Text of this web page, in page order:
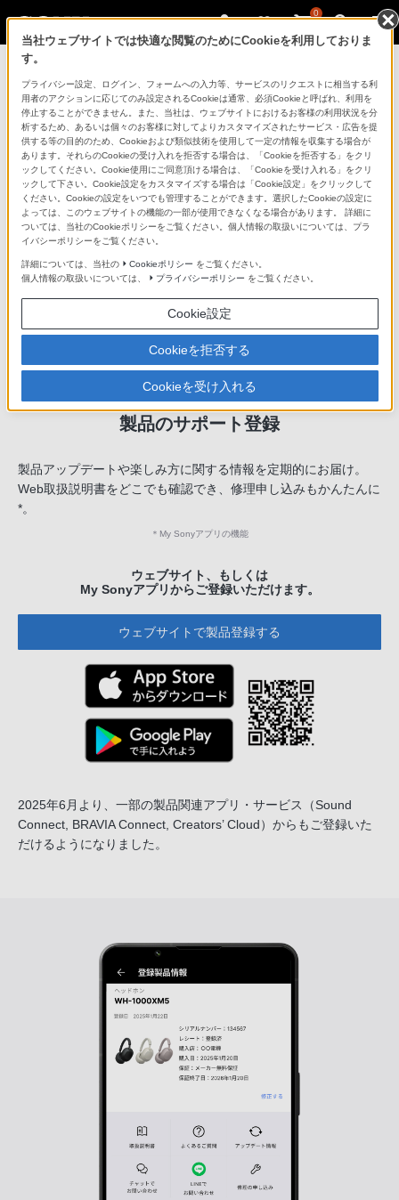
0
「できたらいいな」も
「安心」も
製品のサポート登録
製品アップデートや楽しみ方に関する情報を定期的にお届け。
Web取扱説明書をどこでも確認でき、修理申し込みもかんたんに
*。
＊ My Sonyアプリの機能
ウェブサイト、もしくは
My Sonyアプリからご登録いただけます。
ウェブサイトで製品登録する
2025年6月より、一部の製品関連アプリ・サービス
（Sound
Connect, BRAVIA Connect, Creators’ Cloud）からもご登録いた
だけるようになりました。
当社ウェブサイトでは快適な閲覧のためにCookieを利用しておりま
す。
プライバシー設定、ログイン、フォームへの入力等、サービスのリクエストに相当する利
用者のアクションに応じてのみ設定されるCookieは通常、必須Cookieと呼ばれ、利用を
停止することができません。また、当社は、ウェブサイトにおけるお客様の利用状況を分
析するため、あるいは個々のお客様に対してよりカスタマイズされたサービス・広告を提
供する等の目的のため、Cookieおよび類似技術を使用して一定の情報を収集する場合が
あります。それらのCookieの受け入れを拒否する場合は、「Cookieを拒否する」をクリ
ックしてください。Cookie使用にご同意頂ける場合は、「Cookieを受け入れる」をクリ
ックして下さい。Cookie設定をカスタマイズする場合は「Cookie設定」をクリックして
ください。Cookieの設定をいつでも管理することができます。選択したCookieの設定に
よっては、このウェブサイトの機能の一部が使用できなくなる場合があります。 詳細に
ついては、当社のCookieポリシーをご覧ください。個人情報の取扱いについては、プラ
イバシーポリシーをご覧ください。
詳細については、当社の Cookieポリシー をご覧ください。
個人情報の取扱いについては、
プライバシーポリシー をご覧ください。
Cookie設定
Cookieを拒否する
Cookieを受け入れる